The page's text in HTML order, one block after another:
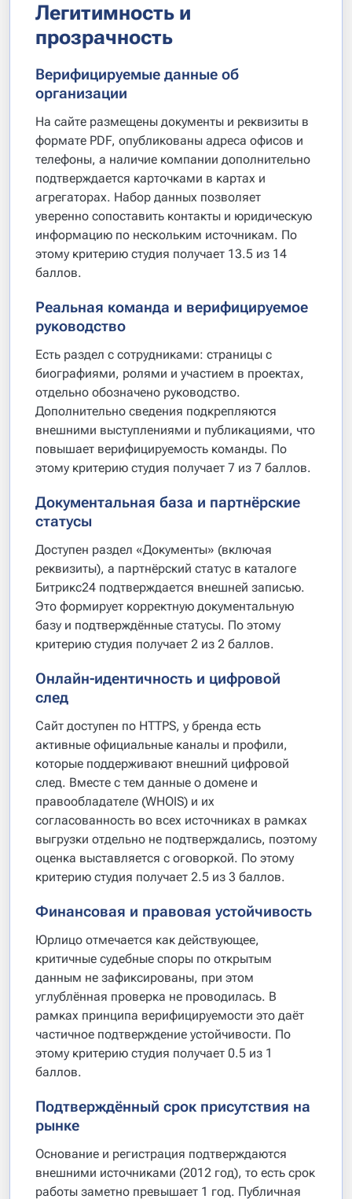
Легитимность и
прозрачность
Верифицируемые данные об
организации
На сайте размещены документы и реквизиты в
формате PDF, опубликованы адреса офисов и
телефоны, а наличие компании дополнительно
подтверждается карточками в картах и
агрегаторах. Набор данных позволяет
уверенно сопоставить контакты и юридическую
информацию по нескольким источникам. По
этому критерию студия получает 13.5 из 14
баллов.
Реальная команда и верифицируемое
руководство
Есть раздел с сотрудниками: страницы с
биографиями, ролями и участием в проектах,
отдельно обозначено руководство.
Дополнительно сведения подкрепляются
внешними выступлениями и публикациями, что
повышает верифицируемость команды. По
этому критерию студия получает 7 из 7 баллов.
Документальная база и партнёрские
статусы
Доступен раздел «Документы» (включая
реквизиты), а партнёрский статус в каталоге
Битрикс24 подтверждается внешней записью.
Это формирует корректную документальную
базу и подтверждённые статусы. По этому
критерию студия получает 2 из 2 баллов.
Онлайн-идентичность и цифровой
след
Сайт доступен по HTTPS, у бренда есть
активные официальные каналы и профили,
которые поддерживают внешний цифровой
след. Вместе с тем данные о домене и
правообладателе (WHOIS) и их
согласованность во всех источниках в рамках
выгрузки отдельно не подтверждались, поэтому
оценка выставляется с оговоркой. По этому
критерию студия получает 2.5 из 3 баллов.
Финансовая и правовая устойчивость
Юрлицо отмечается как действующее,
критичные судебные споры по открытым
данным не зафиксированы, при этом
углублённая проверка не проводилась. В
рамках принципа верифицируемости это даёт
частичное подтверждение устойчивости. По
этому критерию студия получает 0.5 из 1
баллов.
Подтверждённый срок присутствия на
рынке
Основание и регистрация подтверждаются
внешними источниками (2012 год), то есть срок
работы заметно превышает 1 год. Публичная